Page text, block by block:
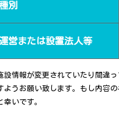
別
運営または設置法人等
設情報が変更されていたり間違
ようお願い致します。もし内容
幸いです。